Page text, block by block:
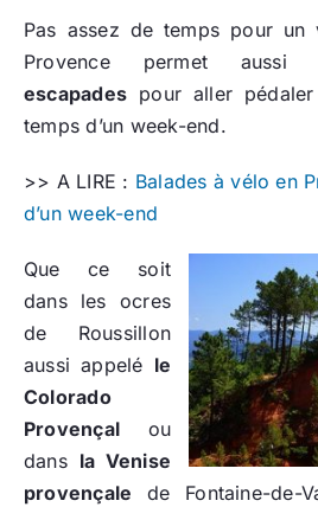
Pas assez de temps pour
Provence permet aussi
escapades pour aller
temps d’un week-end.
>> A LIRE : Balades à vélo en
d’un week-end
Que ce soit
dans les ocres
de Roussillon
aussi appelé le
Colorado
Provençal ou
dans la Venise
provençale de Fontaine-de-